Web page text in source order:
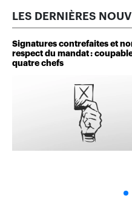
LES DERNIÈRES
Signatures contrefaites et
respect du mandat :
quatre chefs